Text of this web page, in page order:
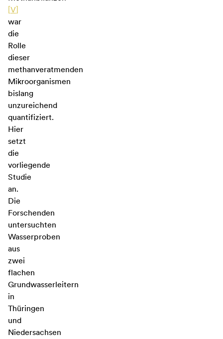
[V]
war
die
Rolle
dieser
methanveratmenden
Mikroorganismen
bislang
unzureichend
quantifiziert.
Hier
setzt
die
vorliegende
Studie
an.
Die
Forschenden
untersuchten
Wasserproben
aus
zwei
flachen
Grundwasserleitern
in
Thüringen
und
Niedersachsen